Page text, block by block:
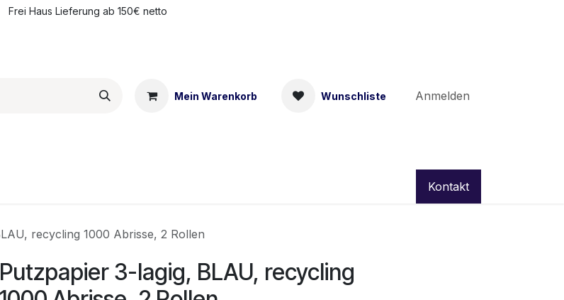
Frei Haus Lieferung ab 150€ netto
Mein Warenkorb Wunschliste Anmelden
Kontakt
recycling 1000 Abrisse, 2 Rollen
Putzpapier 3-lagig, BLAU, recycling